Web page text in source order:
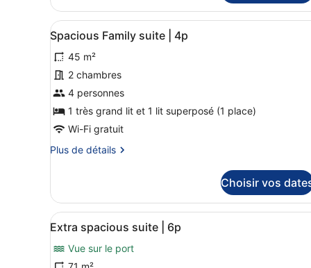
|
6p
le
type
de
chambre
Spacious
Suite
6p
Afficher
toutes
les
photos
pour
ce
type
chambre :
suite
|
4p
Un salon moderne avec un
16
Spacious Family suite | 4p
45 m²
2 chambres
4 personnes
1 très grand lit et 1 lit superposé (1 place)
Wi-Fi gratuit
Plus de détails
Plus
le
type
de
chambre
Spacious
Family
Choisir vos
Afficher
toutes
les
Un appartement moderne
16
Extra spacious suite | 6p
Vue sur le port